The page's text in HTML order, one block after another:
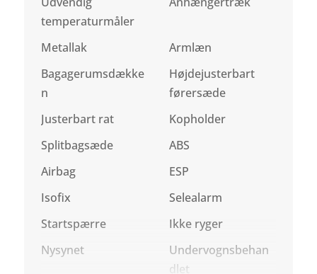
temperaturmåler
Metallak
Armlæn
Bagagerumsdække
n
Højdejusterbart
førersæde
Justerbart rat
Kopholder
Splitbagsæde
ABS
Airbag
ESP
Isofix
Selealarm
Startspærre
Ikke ryger
Nysynet
Undervognsbehan
dlet